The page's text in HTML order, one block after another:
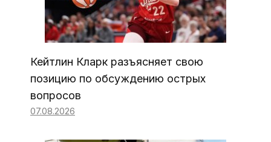
Кейтлин Кларк разъясняет свою
позицию по обсуждению острых
вопросов
07.08.2026